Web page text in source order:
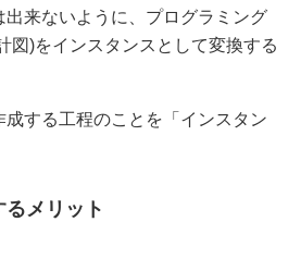
出来ないように、プログラミング
図)をインスタンスとして変換する
成する工程のことを「インスタン
メリット